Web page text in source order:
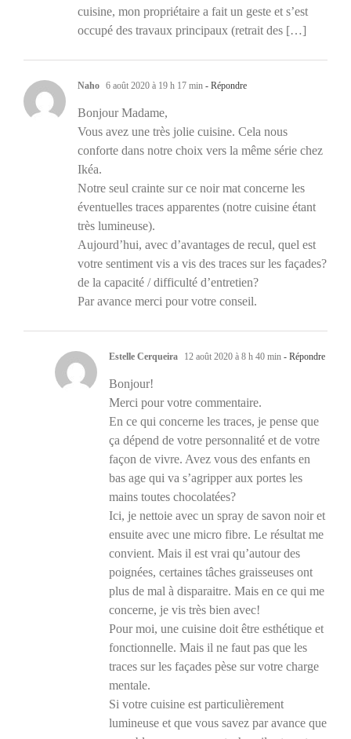
cuisine, mon propriétaire a fait un geste et s’est
occupé des travaux principaux (retrait des […]
Naho 6 août 2020 à 19 h 17 min - Répondre
Bonjour Madame,
Vous avez une très jolie cuisine. Cela nous
conforte dans notre choix vers la même série chez
Ikéa.
Notre seul crainte sur ce noir mat concerne les
éventuelles traces apparentes (notre cuisine étant
très lumineuse).
Aujourd’hui, avec d’avantages de recul, quel est
votre sentiment vis a vis des traces sur les façades?
de la capacité / difficulté d’entretien?
Par avance merci pour votre conseil.
Estelle Cerqueira 12 août 2020 à 8 h 40 min - Répondre
Bonjour!
Merci pour votre commentaire.
En ce qui concerne les traces, je pense que
ça dépend de votre personnalité et de votre
façon de vivre. Avez vous des enfants en
bas age qui va s’agripper aux portes les
mains toutes chocolatées?
Ici, je nettoie avec un spray de savon noir et
ensuite avec une micro fibre. Le résultat me
convient. Mais il est vrai qu’autour des
poignées, certaines tâches graisseuses ont
plus de mal à disparaitre. Mais en ce qui me
concerne, je vis très bien avec!
Pour moi, une cuisine doit être esthétique et
fonctionnelle. Mais il ne faut pas que les
traces sur les façades pèse sur votre charge
mentale.
Si votre cuisine est particulièrement
lumineuse et que vous savez par avance que